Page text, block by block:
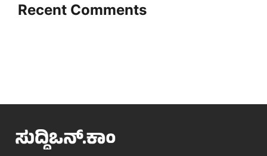
Recent Comments